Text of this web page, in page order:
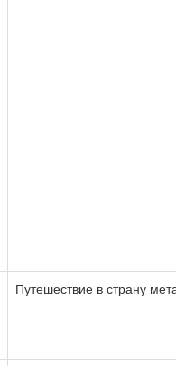
Путешествие в страну